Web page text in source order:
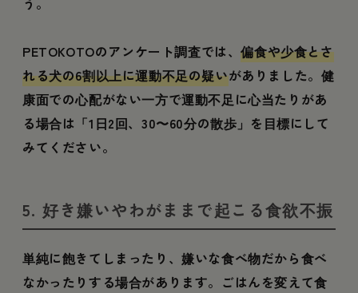
PETOKOTOのアンケート調査では、偏食や少食とさ
れる犬の6割以上に運動不足の疑いがありました。健
康面での心配がない一方で運動不足に心当たりがあ
る場合は「1日2回、30〜60分の散歩」を目標にして
みてください。
5. 好き嫌いやわがままで起こる食欲不振
単純に飽きてしまったり、嫌いな食べ物だから食べ
なかったりする場合があります。ごはんを変えて食